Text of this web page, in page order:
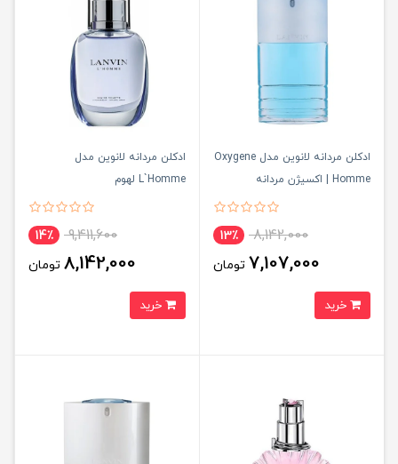
ادکلن مردانه لانوین مدل Oxygene
Homme | اکسیژن مردانه
8,142,000 13٪
7,107,000 تومان
ادکلن مردانه لانوین مدل
L`Homme لهوم
9,411,600 14٪
8,142,000 تومان